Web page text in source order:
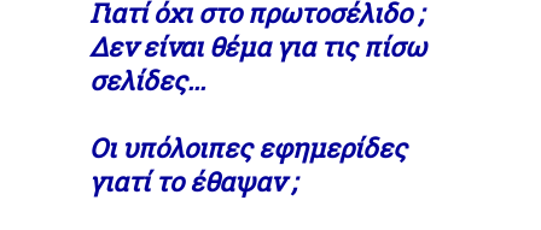
Γιατί όχι στο πρωτοσέλιδο ;
Δεν είναι θέμα για τις πίσω
σελίδες...
Οι υπόλοιπες εφημερίδες
γιατί το έθαψαν ;